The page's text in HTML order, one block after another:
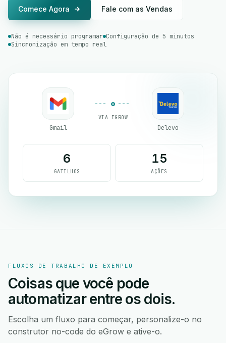
Comece Agora Fale com as Vendas
Não é necessário programar Configuração de 5 minutos
Sincronização em tempo real
Gmail
VIA EGROW
Delevo
6
GATILHOS
15
AÇÕES
FLUXOS DE TRABALHO DE EXEMPLO
Coisas que você pode
automatizar entre os dois.
Escolha um fluxo para começar, personalize-o no
construtor no-code do eGrow e ative-o.